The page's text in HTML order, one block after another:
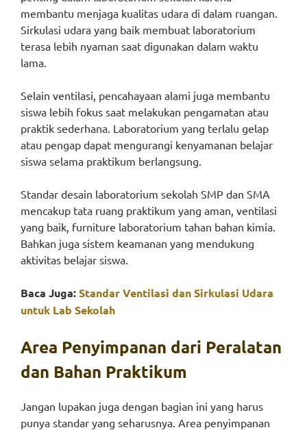
membantu menjaga kualitas udara di dalam ruangan.
Sirkulasi udara yang baik membuat laboratorium
terasa lebih nyaman saat digunakan dalam waktu
lama.
Selain ventilasi, pencahayaan alami juga membantu
siswa lebih fokus saat melakukan pengamatan atau
praktik sederhana. Laboratorium yang terlalu gelap
atau pengap dapat mengurangi kenyamanan belajar
siswa selama praktikum berlangsung.
Standar desain laboratorium sekolah SMP dan SMA
mencakup tata ruang praktikum yang aman, ventilasi
yang baik, furniture laboratorium tahan bahan kimia.
Bahkan juga sistem keamanan yang mendukung
aktivitas belajar siswa.
Baca Juga:Standar Ventilasi dan Sirkulasi Udara
untuk Lab Sekolah
Area Penyimpanan dari Peralatan
dan Bahan Praktikum
Jangan lupakan juga dengan bagian ini yang harus
punya standar yang seharusnya. Area penyimpanan